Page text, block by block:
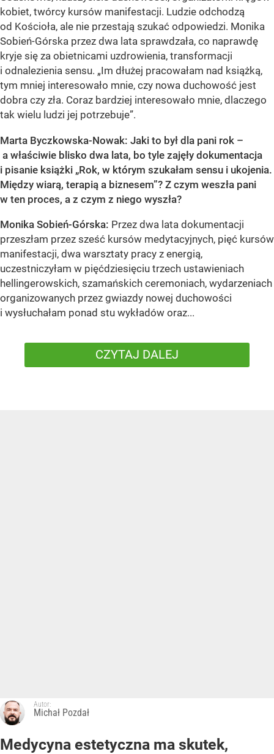
kobiet, twórcy kursów manifestacji. Ludzie odchodzą
od Kościoła, ale nie przestają szukać odpowiedzi. Monika
Sobień-Górska przez dwa lata sprawdzała, co naprawdę
kryje się za obietnicami uzdrowienia, transformacji
i odnalezienia sensu. „Im dłużej pracowałam nad książką,
tym mniej interesowało mnie, czy nowa duchowość jest
dobra czy zła. Coraz bardziej interesowało mnie, dlaczego
tak wielu ludzi jej potrzebuje”.
Marta Byczkowska-Nowak: Jaki to był dla pani rok –
a właściwie blisko dwa lata, bo tyle zajęły dokumentacja
i pisanie książki „Rok, w którym szukałam sensu i ukojenia.
Między wiarą, terapią a biznesem”? Z czym weszła pani
w ten proces, a z czym z niego wyszła?
Monika Sobień-Górska: Przez dwa lata dokumentacji
przeszłam przez sześć kursów medytacyjnych, pięć kursów
manifestacji, dwa warsztaty pracy z energią,
uczestniczyłam w pięćdziesięciu trzech ustawieniach
hellingerowskich, szamańskich ceremoniach, wydarzeniach
organizowanych przez gwiazdy nowej duchowości
i wysłuchałam ponad stu wykładów oraz...
CZYTAJ DALEJ
Autor:
Michał Pozdał
Medycyna estetyczna ma skutek,